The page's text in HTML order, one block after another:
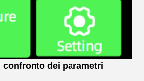
confronto dei parametri